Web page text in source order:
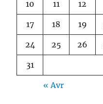
10 11 12
17 18 19
24 25 26
31
« Avr